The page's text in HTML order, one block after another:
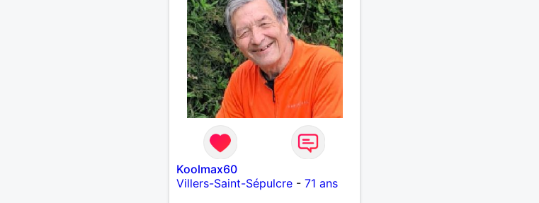
Koolmax60
Villers-Saint-Sépulcre- 71 ans